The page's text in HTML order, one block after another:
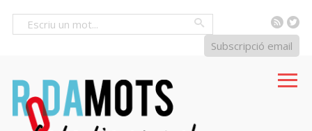
RSS
Subscripció email